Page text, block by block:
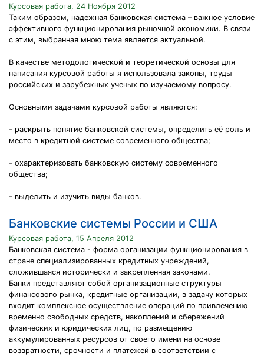
Курсовая работа, 24 Ноября 2012
Таким образом, надежная банковская система – важное условие
эффективного функционирования рыночной экономики. В связи
с этим, выбранная мною тема является актуальной.
В качестве методологической и теоретической основы для
написания курсовой работы я использовала законы, труды
российских и зарубежных ученых по изучаемому вопросу.
Основными задачами курсовой работы являются:
- раскрыть понятие банковской системы, определить её роль и
место в кредитной системе современного общества;
- охарактеризовать банковскую систему современного
общества;
- выделить и изучить виды банков.
Банковские системы России и США
Курсовая работа, 15 Апреля 2012
Банковская система - форма организации функционирования в
стране специализированных кредитных учреждений,
сложившаяся исторически и закрепленная законами.
Банки представляют собой организационные структуры
финансового рынка, кредитные организации, в задачу которых
входит комплексное осуществление операций по привлечению
временно свободных средств, накоплений и сбережений
физических и юридических лиц, по размещению
аккумулированных ресурсов от своего имени на основе
возвратности, срочности и платежей в соответствии с